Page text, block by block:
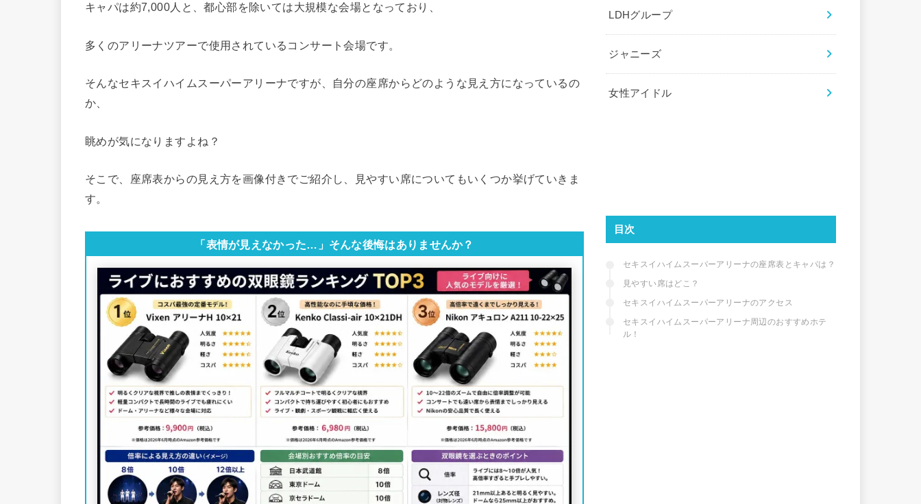
キャパは約7,000人と、都心部を除いては大規模な会場となっており、
多くのアリーナツアーで使用されているコンサート会場です。
そんなセキスイハイムスーパーアリーナですが、自分の座席からどのような見え方になっているの
か、
眺めが気になりますよね？
そこで、座席表からの見え方を画像付きでご紹介し、見やすい席についてもいくつか挙げていきま
す。
「表情が見えなかった…」そんな後悔はありませんか？
LDHグループ
ジャニーズ
女性アイドル
目次
セキスイハイムスーパーアリーナの座席表とキャパは？
見やすい席はどこ？
セキスイハイムスーパーアリーナのアクセス
セキスイハイムスーパーアリーナ周辺のおすすめホテ
ル！